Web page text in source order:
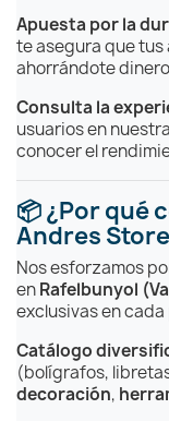
Apuesta por la
te asegura que
ahorrándote
Consulta la
usuarios en
conocer el
📦 ¿Por qué
Andres
Nos esforzamos
enRafelbunyol
exclusivas en
Catálogo
(bolígrafos,
decoración,